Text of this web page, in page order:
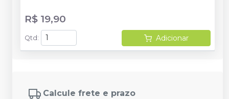
R$ 19,90
Qtd : Adicionar
Calcule frete e prazo